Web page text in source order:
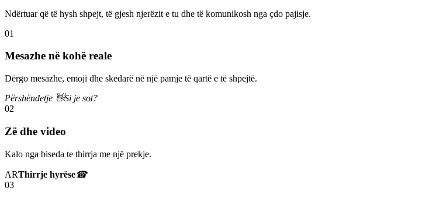
Ndërtuar që të hysh shpejt, të gjesh njerëzit e tu dhe të komunikosh nga çdo pajisje.
01
Mesazhe në kohë reale
Dërgo mesazhe, emoji dhe skedarë në një pamje të qartë e të shpejtë.
Përshëndetje 👋Si je sot?
02
Zë dhe video
Kalo nga biseda te thirrja me një prekje.
ARThirrje hyrëse☎
03